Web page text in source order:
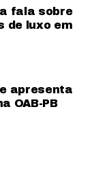
fala sobre
de luxo em
apresenta
OAB-PB